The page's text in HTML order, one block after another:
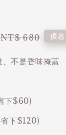
Regular
NT$ 680 優惠
不是香味掩蓋
下$60)
下$120)